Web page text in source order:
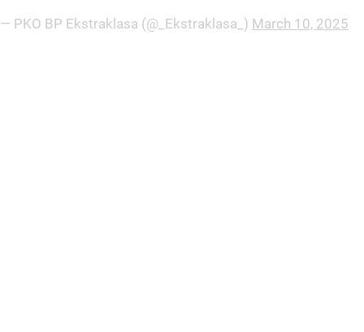
— PKO BP Ekstraklasa (@_Ekstraklasa_) March 10, 2025